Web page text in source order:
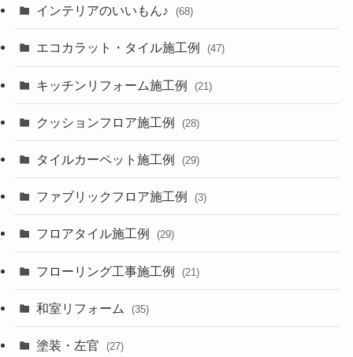
インテリアのいいもん♪ (68)
エコカラット・タイル施工例 (47)
キッチンリフォーム施工例 (21)
クッションフロア施工例 (28)
タイルカーペット施工例 (29)
ファブリックフロア施工例 (3)
フロアタイル施工例 (29)
フローリング工事施工例 (21)
和室リフォーム (35)
塗装・左官 (27)